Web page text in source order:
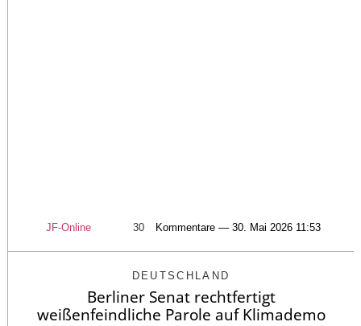
JF-Online 30 Kommentare — 30. Mai 2026 11:53
DEUTSCHLAND
Berliner Senat rechtfertigt
weißenfeindliche Parole auf Klimademo